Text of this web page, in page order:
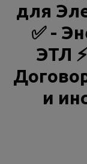
для
✅ -
ЭТЛ
и